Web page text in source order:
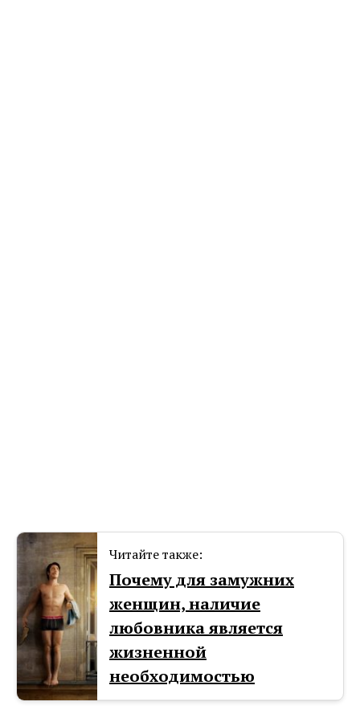
Читайте также:
Почему для замужних
женщин, наличие
любовника является
жизненной
необходимостью